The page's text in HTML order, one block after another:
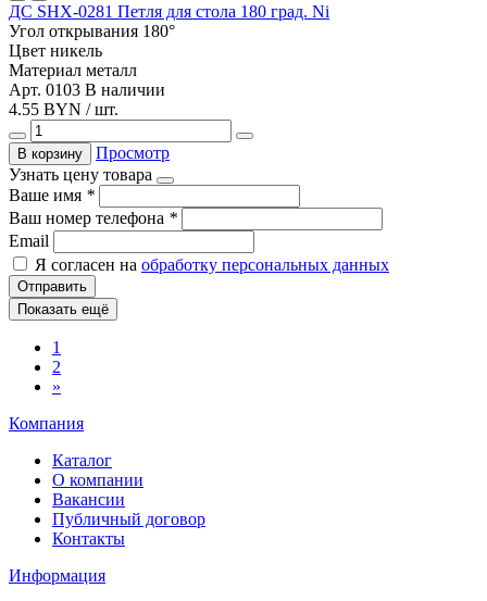
ДС SНX-0281 Петля для стола 180 град. Ni
Угол открывания 180°
Цвет никель
Материал металл
Арт. 0103 В наличии
4.55 BYN / шт.
В корзину
Просмотр
Узнать цену товара
Ваше имя *
Ваш номер телефона *
Email
Я согласен на обработку персональных данных
Отправить
Показать ещё
1
2
»
Компания
Каталог
О компании
Вакансии
Публичный договор
Контакты
Информация